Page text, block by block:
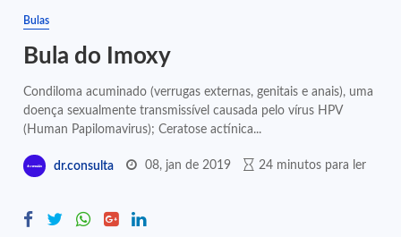
Bulas
Bula do Imoxy
Condiloma acuminado (verrugas externas, genitais e anais), uma
doença sexualmente transmissível causada pelo vírus HPV
(Human Papilomavirus); Ceratose actínica...
dr.consulta 08, jan de 2019 24 minutos para ler